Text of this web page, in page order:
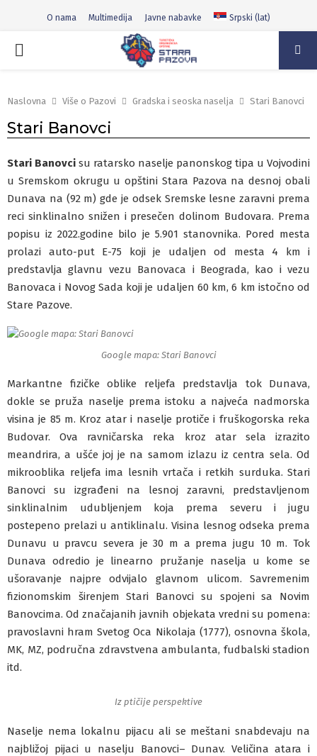
O nama Multimedija Javne nabavke Srpski (lat)
PRIMARY
Naslovna Više o Pazovi Gradska i seoska naselja Stari Banovci
Stari Banovci
Stari Banovci su ratarsko naselje panonskog tipa u Vojvodini
u Sremskom okrugu u opštini Stara Pazova na desnoj obali
Dunava na (92 m) gde je odsek Sremske lesne zaravni prema
reci sinklinalno snižen i presečen dolinom Budovara. Prema
popisu iz 2022.godine bilo je 5.901 stanovnika. Pored mesta
prolazi auto-put E-75 koji je udaljen od mesta 4 km i
predstavlja glavnu vezu Banovaca i Beograda, kao i vezu
Banovaca i Novog Sada koji je udaljen 60 km, 6 km istočno od
Stare Pazove.
Google mapa: Stari Banovci
Markantne fizičke oblike reljefa predstavlja tok Dunava,
dokle se pruža naselje prema istoku a najveća nadmorska
visina je 85 m. Kroz atar i naselje protiče i fruškogorska reka
Budovar. Ova ravničarska reka kroz atar sela izrazito
meandrira, a ušće joj je na samom izlazu iz centra sela. Od
mikrooblika reljefa ima lesnih vrtača i retkih surduka. Stari
Banovci su izgrađeni na lesnoj zaravni, predstavljenom
sinklinalnim udubljenjem koja prema severu i jugu
postepeno prelazi u antiklinalu. Visina lesnog odseka prema
Dunavu u pravcu severa je 30 m a prema jugu 10 m. Tok
Dunava odredio je linearno pružanje naselja u kome se
ušoravanje najpre odvijalo glavnom ulicom. Savremenim
fizionomskim širenjem Stari Banovci su spojeni sa Novim
Banovcima. Od značajanih javnih objekata vredni su pomena:
pravoslavni hram Svetog Oca Nikolaja (1777), osnovna škola,
MK, MZ, područna zdravstvena ambulanta, fudbalski stadion
itd.
Iz ptičije perspektive
Naselje nema lokalnu pijacu ali se meštani snabdevaju na
najbližoj pijaci u naselju Banovci– Dunav. Veličina atara i